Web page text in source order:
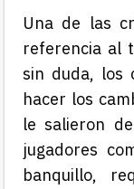
Una de las
referencia al
sin duda, los
hacer los
le salieron
jugadores
banquillo,